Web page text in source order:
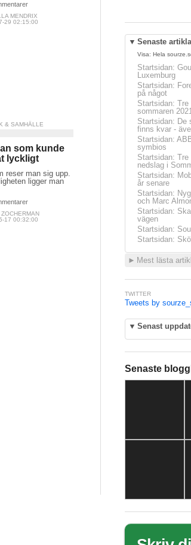
MENDRIX
29 02:15:00
& SAMHÄLLE
som kunde
lyckligt
reser man sig upp.
ligger man
17 00:32:00
▼ Senaste
Visa: Hela
Startsidan:
Luxemburg
Startsidan:
på något
Startsidan: Tre
sommaren
Startsidan: De
finns kvar -
Startsidan:
symbios
Startsidan: Tre
nedslag i
Startsidan:
år senare
Startsidan:
och Marc
Startsidan:
vägen
Startsidan:
Startsidan:
► Mest lästa
TWITTER
Tweets by
▼ Senast
Senaste